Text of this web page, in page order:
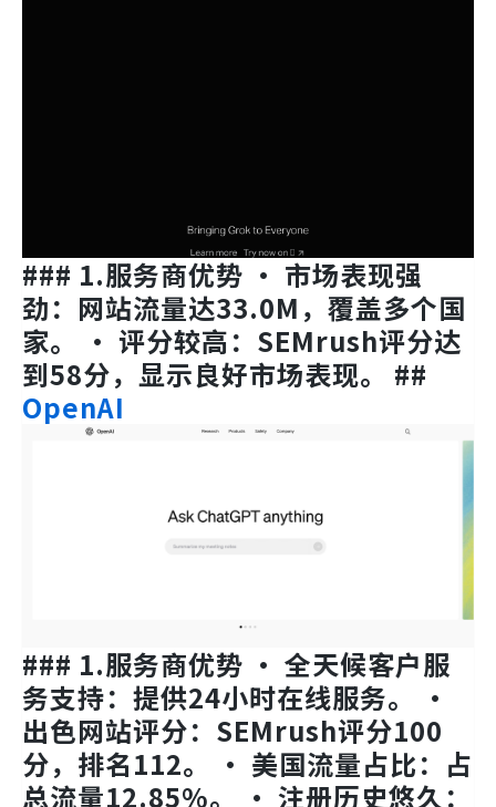
### 1.服务商优势 • 市场表现强
劲：网站流量达33.0M，覆盖多个国
家。 • 评分较高：SEMrush评分达
到58分，显示良好市场表现。 ##
OpenAI
### 1.服务商优势 • 全天候客户服
务支持：提供24小时在线服务。 •
出色网站评分：SEMrush评分100
分，排名112。 • 美国流量占比：占
总流量12.85%。 • 注册历史悠久：